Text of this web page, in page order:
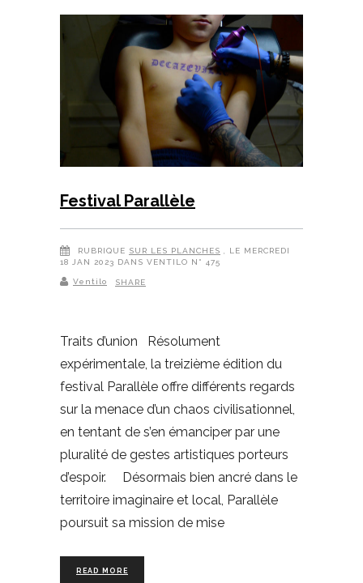
Festival Parallèle
RUBRIQUE SUR LES PLANCHES
, LE MERCREDI
18 JAN 2023 DANS VENTILO N° 475
Ventilo SHARE
Traits d’union Résolument
expérimentale, la treizième édition du
festival Parallèle offre différents regards
sur la menace d’un chaos civilisationnel,
en tentant de s’en émanciper par une
pluralité de gestes artistiques porteurs
d’espoir. Désormais bien ancré dans le
territoire imaginaire et local, Parallèle
poursuit sa mission de mise
READ MORE